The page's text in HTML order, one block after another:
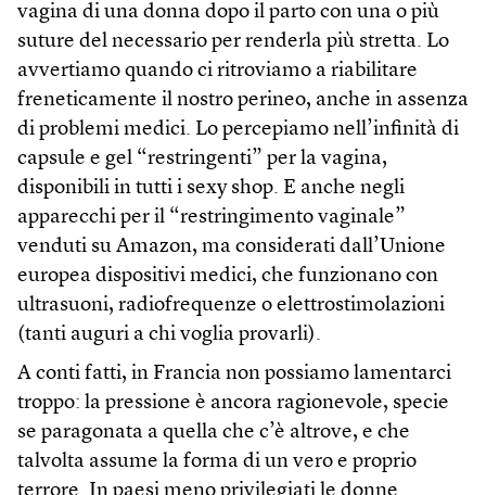
vagina di una donna dopo il parto con una o più
suture del necessario per renderla più stretta. Lo
avvertiamo quando ci ritroviamo a riabilitare
freneticamente il nostro perineo, anche in assenza
di problemi medici. Lo percepiamo nell’infinità di
capsule e gel “restringenti” per la vagina,
disponibili in tutti i sexy shop. E anche negli
apparecchi per il “restringimento vaginale”
venduti su Amazon, ma considerati dall’Unione
europea dispositivi medici, che funzionano con
ultrasuoni, radiofrequenze o elettrostimolazioni
(tanti auguri a chi voglia provarli).
A conti fatti, in Francia non possiamo lamentarci
troppo: la pressione è ancora ragionevole, specie
se paragonata a quella che c’è altrove, e che
talvolta assume la forma di un vero e proprio
terrore. In paesi meno privilegiati le donne